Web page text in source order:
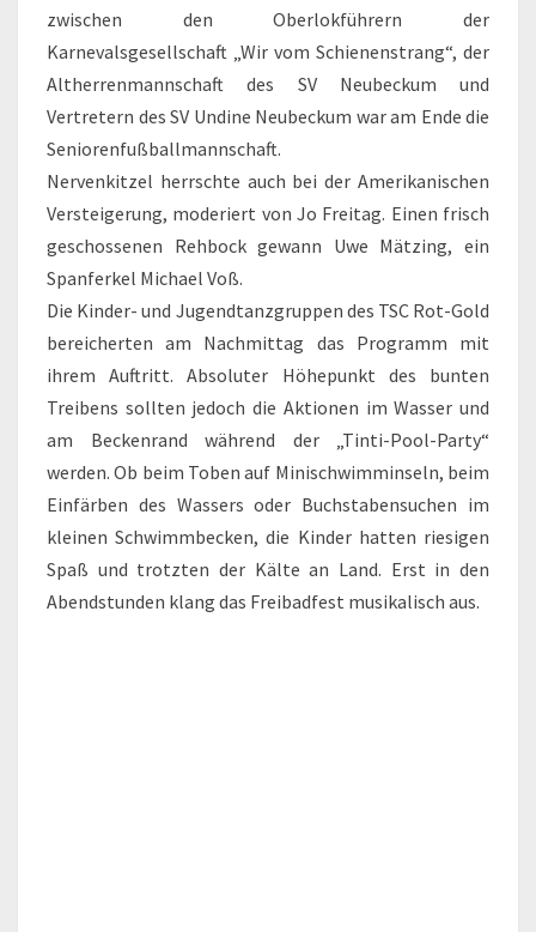
zwischen den Oberlokführern der
Karnevalsgesellschaft „Wir vom Schienenstrang“, der
Altherrenmannschaft des SV Neubeckum und
Vertretern des SV Undine Neubeckum war am Ende die
Seniorenfußballmannschaft.
Nervenkitzel herrschte auch bei der Amerikanischen
Versteigerung, moderiert von Jo Freitag. Einen frisch
geschossenen Rehbock gewann Uwe Mätzing, ein
Spanferkel Michael Voß.
Die Kinder- und Jugendtanzgruppen des TSC Rot-Gold
bereicherten am Nachmittag das Programm mit
ihrem Auftritt. Absoluter Höhepunkt des bunten
Treibens sollten jedoch die Aktionen im Wasser und
am Beckenrand während der „Tinti-Pool-Party“
werden. Ob beim Toben auf Minischwimminseln, beim
Einfärben des Wassers oder Buchstabensuchen im
kleinen Schwimmbecken, die Kinder hatten riesigen
Spaß und trotzten der Kälte an Land. Erst in den
Abendstunden klang das Freibadfest musikalisch aus.